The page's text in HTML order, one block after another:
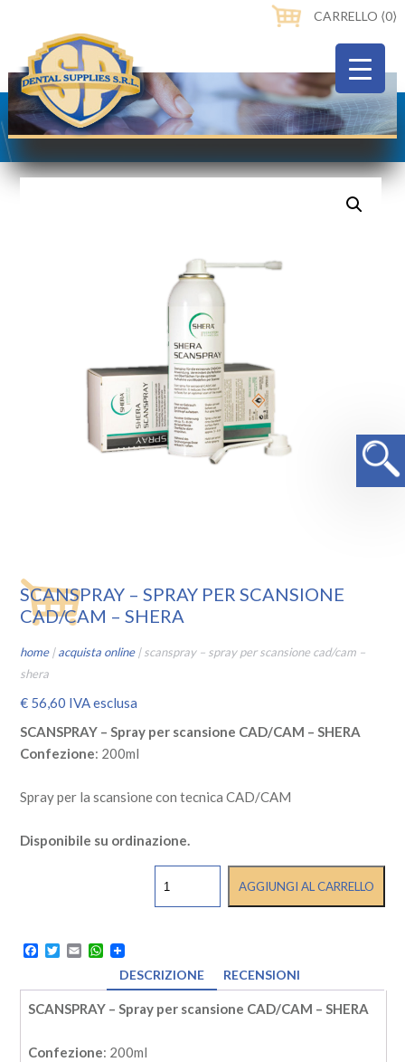
CARRELLO ⟨0⟩
SCANSPRAY – SPRAY PER SCANSIONE
CAD/CAM – SHERA
home|acquista online| scanspray – spray per scansione cad/cam –
shera
€ 56,60 IVA esclusa
SCANSPRAY – Spray per scansione CAD/CAM – SHERA
Confezione: 200ml
Spray per la scansione con tecnica CAD/CAM
Disponibile su ordinazione.
CAD/CAM
-
SHERA
quantità
AGGIUNGI AL CARRELLO
Facebook
TwitterEmailWhatsApp
DESCRIZIONE
RECENSIONI
SCANSPRAY – Spray per scansione CAD/CAM – SHERA
Confezione: 200ml